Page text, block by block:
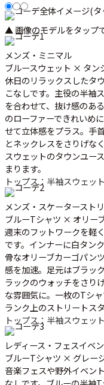
お問い合わせ
▲ 画像のモデルをタップ
メンズ・ミニマル
ブルースウェット × タン
休日のリラックスしたタ
こなしです。主役の半袖
を合わせて、抜け感のあ
のローファーできれいめ
せて立体感をプラス。手
とネックレスをさりげな
スウェットのタウンユー
まります。
トップス：半袖スウェット
メンズ・スケータースト
ブルーTシャツ × オリー
週末のフットワークを軽
です。インナーに白タン
骨なオリーブカーゴパン
感を加速。足元はブラッ
ラックのウォッチをさり
な雰囲気に。一枚のTシ
ランク上のストリートス
トップス：半袖スウェット
レディース・フェスイベ
ブルーTシャツ × グレー
音楽フェスや野外イベン